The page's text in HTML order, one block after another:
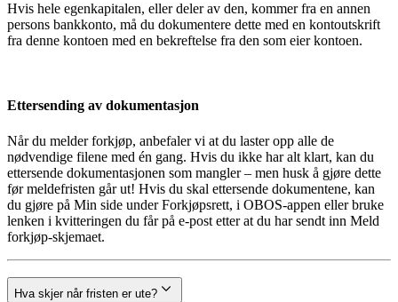
Hvis hele egenkapitalen, eller deler av den, kommer fra en annen
persons bankkonto, må du dokumentere dette med en kontoutskrift
fra denne kontoen med en bekreftelse fra den som eier kontoen.
Ettersending av dokumentasjon
Når du melder forkjøp, anbefaler vi at du laster opp alle de
nødvendige filene med én gang. Hvis du ikke har alt klart, kan du
ettersende dokumentasjonen som mangler – men husk å gjøre dette
før meldefristen går ut! Hvis du skal ettersende dokumentene, kan
du gjøre på Min side under Forkjøpsrett, i OBOS-appen eller bruke
lenken i kvitteringen du får på e-post etter at du har sendt inn Meld
forkjøp-skjemaet.
Hva skjer når fristen er ute?